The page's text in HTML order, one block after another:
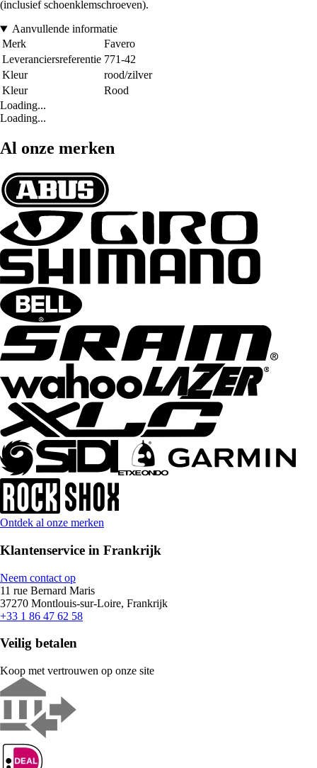
(inclusief schoenklemschroeven).
Aanvullende informatie
Merk
Favero
Leveranciersreferentie 771-42
Kleur
rood/zilver
Kleur
Rood
Loading...
Loading...
Al onze merken
Ontdek al onze merken
Klantenservice in Frankrijk
Neem contact op
11 rue Bernard Maris
37270 Montlouis-sur-Loire, Frankrijk
+33 1 86 47 62 58
Veilig betalen
Koop met vertrouwen op onze site